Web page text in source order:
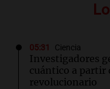
05:31 Ciencia
Investigadores
cuántico a partir
revolucionario